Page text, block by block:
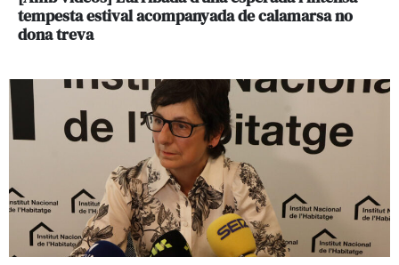
tempesta estival acompanyada de calamarsa no
dona treva